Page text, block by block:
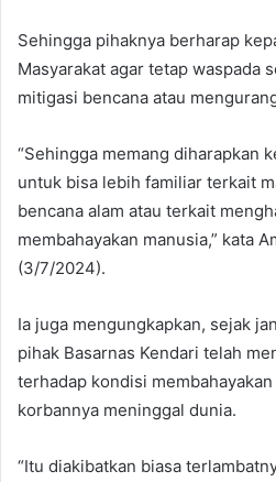
Sehingga pihaknya berharap
Masyarakat agar tetap waspada
mitigasi bencana atau
“Sehingga memang diharapkan
untuk bisa lebih familiar terkait
bencana alam atau terkait
membahayakan manusia,” kata
(3/7/2024).
Ia juga mengungkapkan, sejak
pihak Basarnas Kendari telah
terhadap kondisi
korbannya meninggal dunia.
“Itu diakibatkan biasa